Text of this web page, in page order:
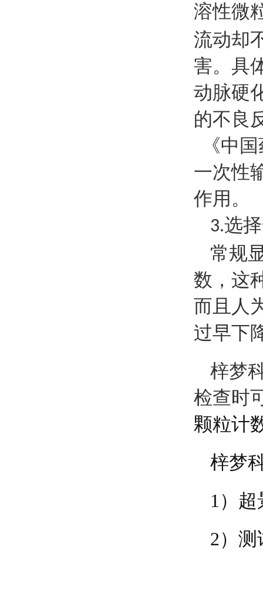
溶性微
流动却
害。具
动脉硬
的不良
《中
一次性
作用。
3.选择
常规
数，这
而且人
过早下
梓梦
检查时
颗粒计
梓梦
1） 超
2） 测